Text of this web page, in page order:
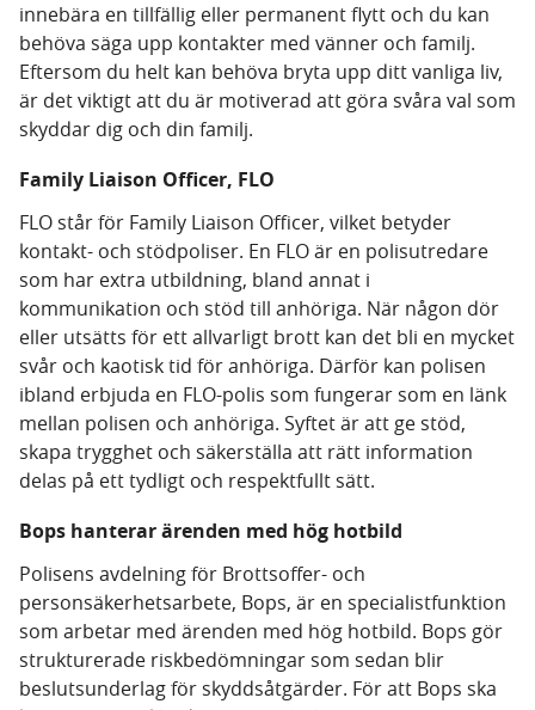
innebära en tillfällig eller permanent flytt och du kan
behöva säga upp kontakter med vänner och familj.
Eftersom du helt kan behöva bryta upp ditt vanliga liv,
är det viktigt att du är motiverad att göra svåra val som
skyddar dig och din familj.
Family Liaison Officer, FLO
FLO står för Family Liaison Officer, vilket betyder
kontakt- och stödpoliser. En FLO är en polisutredare
som har extra utbildning, bland annat i
kommunikation och stöd till anhöriga. När någon dör
eller utsätts för ett allvarligt brott kan det bli en mycket
svår och kaotisk tid för anhöriga. Därför kan polisen
ibland erbjuda en FLO-polis som fungerar som en länk
mellan polisen och anhöriga. Syftet är att ge stöd,
skapa trygghet och säkerställa att rätt information
delas på ett tydligt och respektfullt sätt.
Bops hanterar ärenden med hög hotbild
Polisens avdelning för Brottsoffer- och
personsäkerhetsarbete, Bops, är en specialistfunktion
som arbetar med ärenden med hög hotbild. Bops gör
strukturerade riskbedömningar som sedan blir
beslutsunderlag för skyddsåtgärder. För att Bops ska